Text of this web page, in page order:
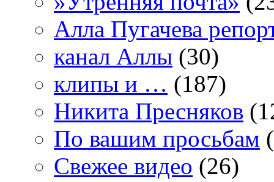
Алла Пугачева
канал Аллы (30)
клипы и … (187)
Никита Пресняков
По вашим просьбам
Свежее видео (26)